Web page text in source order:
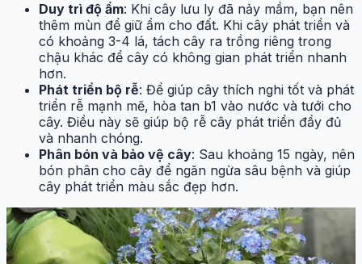
Duy trì độ ẩm: Khi cây lưu ly đã nảy mầm, bạn nên
thêm mùn để giữ ẩm cho đất. Khi cây phát triển và
có khoảng 3-4 lá, tách cây ra trồng riêng trong
chậu khác để cây có không gian phát triển nhanh
hơn.
Phát triển bộ rễ: Để giúp cây thích nghi tốt và phát
triển rễ mạnh mẽ, hòa tan b1 vào nước và tưới cho
cây. Điều này sẽ giúp bộ rễ cây phát triển đầy đủ
và nhanh chóng.
Phân bón và bảo vệ cây: Sau khoảng 15 ngày, nên
bón phân cho cây để ngăn ngừa sâu bệnh và giúp
cây phát triển màu sắc đẹp hơn.